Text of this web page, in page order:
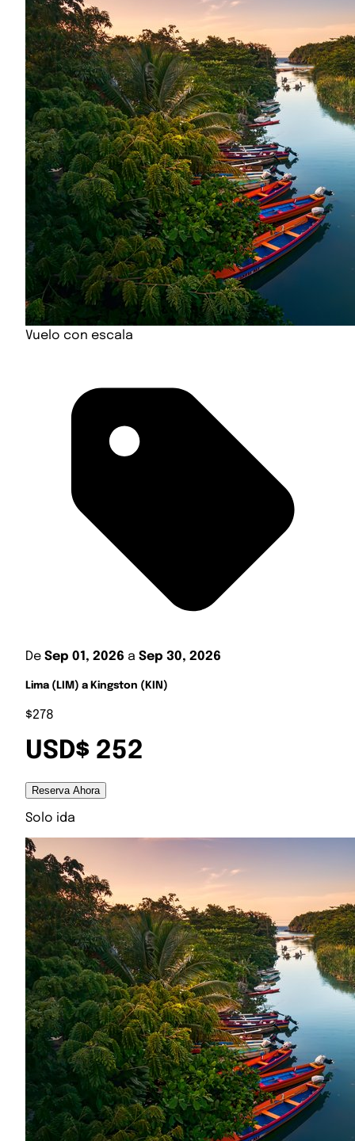
Vuelo con escala
De Sep 01, 2026 a Sep 30, 2026
Lima (LIM) a Kingston (KIN)
$278
USD$ 252
Reserva Ahora
Solo ida